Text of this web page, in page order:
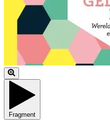
Fragment